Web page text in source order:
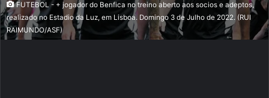
FUTEBOL - + jogador do Benfica no treino aberto aos socios e adeptos,
realizado no Estadio da Luz, em Lisboa. Domingo 3 de Julho de 2022. (RUI
RAIMUNDO/ASF)